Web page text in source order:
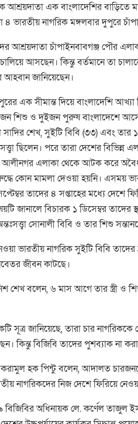
আশ্রয়দাতা এক বাংলাদেশির
ভারতীয় নাগরিক মঙ্গলবার দুপুরে
আশ্রয়দাতা চাঁপাইনবাবগঞ্জ পৌর
আসছেন। কিন্তু বর্তমানে তা
আহবান জানিয়েছেন।
এক সীমান্ত দিয়ে বাংলাদেশি
শিশু ও দুইজন পুরুষ বাংলাদেশে
শেখ, সুইটি বিবি (৩৩) এবং
ছিলেন। পরে তারা দেশের
এলাকা থেকে আটক করে অবৈধ
কোন মামলা দেওয়া হয়নি। এসময়
তাদের ৪ সপ্তাহের মধ্যে দেশে
জানালে বিচারক ১ ডিসেম্বর তাদের
সোনালী বিবি ও তার শিশু
ভারতীয় নাগরিক সুইটি বিবি তাদের
জীবন কাটছে।
শেখ বলেন, ৬ মাস আগে তার স্ত্রী
সূত্র জানিয়েছে, তারা চার
কিন্তু বিজিবি তাদের পুশব্যাক না
হক পিন্টু বলেন, আদালত
নাগরিকদের নিজ দেশে ফিরিয়ে
বিজিবির অধিনায়ক লে. কর্ণেল